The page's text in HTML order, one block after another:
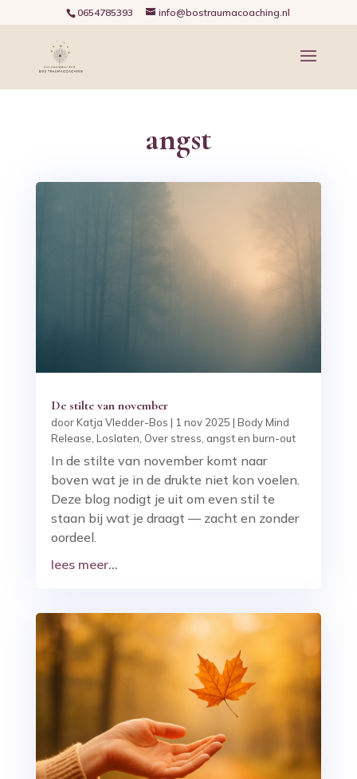
0654785393 info@bostraumacoaching.nl
angst
De stilte van november
doorKatja Vledder-Bos | 1 nov 2025 | Body Mind
Release, Loslaten, Over stress, angst en burn-out
In de stilte van november komt naar
boven wat je in de drukte niet kon voelen.
Deze blog nodigt je uit om even stil te
staan bij wat je draagt — zacht en zonder
oordeel.
lees meer...